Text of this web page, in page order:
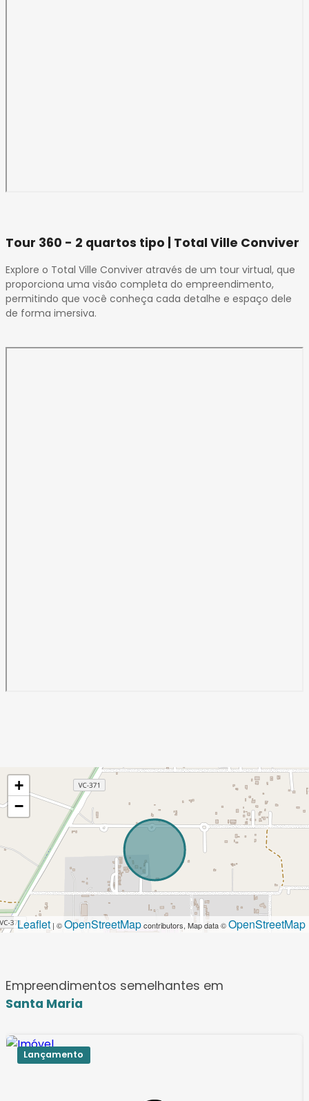
Tour 360 - 2 quartos tipo | Total Ville Conviver
Explore o Total Ville Conviver através de um tour virtual, que
proporciona uma visão completa do empreendimento,
permitindo que você conheça cada detalhe e espaço dele
de forma imersiva.
+
−
Leaflet | ©OpenStreetMapcontributors, Map data ©OpenStreetMap
Empreendimentos semelhantes em
Santa Maria
Lançamento